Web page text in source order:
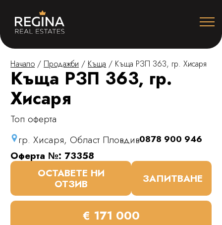
Начало / Продажби / Къща / Къща РЗП 363, гр. Хисаря
Къща РЗП 363, гр.
Хисаря
Топ оферта
гр. Хисаря, Област Пловдив0878 900 946
Оферта №: 73358
ОСТАВЕТЕ НИ
ОТЗИВ ЗАПИТВАНЕ
€ 171 000